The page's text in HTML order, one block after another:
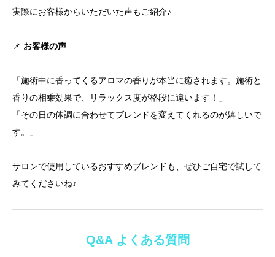
実際にお客様からいただいた声もご紹介♪
📌 お客様の声
「施術中に香ってくるアロマの香りが本当に癒されます。施術と
香りの相乗効果で、リラックス度が格段に違います！」
「その日の体調に合わせてブレンドを変えてくれるのが嬉しいで
す。」
サロンで使用しているおすすめブレンドも、ぜひご自宅で試して
みてくださいね♪
Q&A よくある質問